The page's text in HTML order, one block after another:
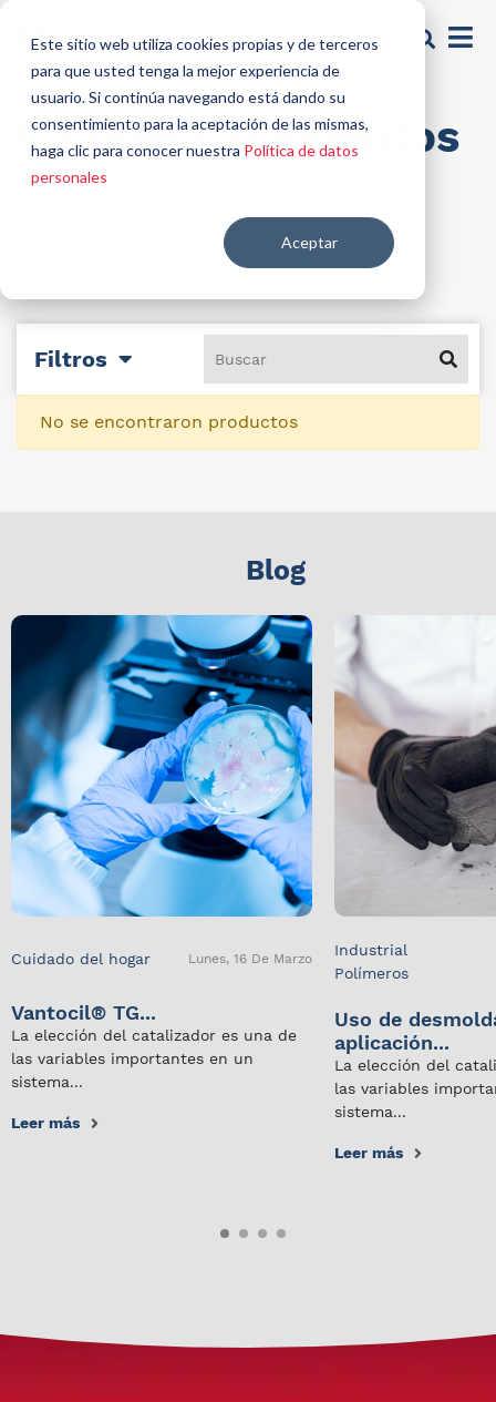
Este sitio web utiliza cookies propias y de terceros
para que usted tenga la mejor experiencia de
usuario. Si continúa navegando está dando su
consentimiento para la aceptación de las mismas,
haga clic para conocer nuestra Política de datos
personales
Aceptar
Colores y pigmentos
Filtros
No se encontraron productos
Blog
Cuidado del hogar Lunes, 16 De Marzo
Vantocil® TG...
La elección del catalizador es una de
las variables importantes en un
sistema...
Leer más
Industrial
Polímeros
Uso de
aplicación...
La elección del
las variables
sistema...
Leer más